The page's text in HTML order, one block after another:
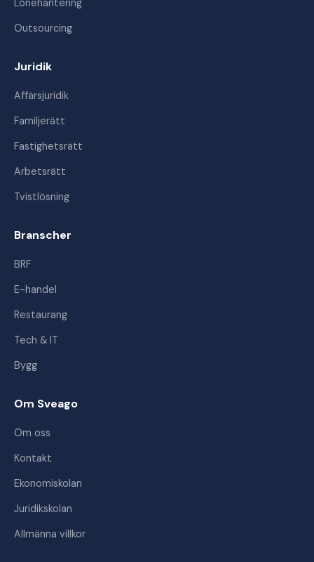
Lönehantering
Outsourcing
Juridik
Affärsjuridik
Familjerätt
Fastighetsrätt
Arbetsrätt
Tvistlösning
Branscher
BRF
E-handel
Restaurang
Tech & IT
Bygg
Om Sveago
Om oss
Kontakt
Ekonomiskolan
Juridikskolan
Allmänna villkor